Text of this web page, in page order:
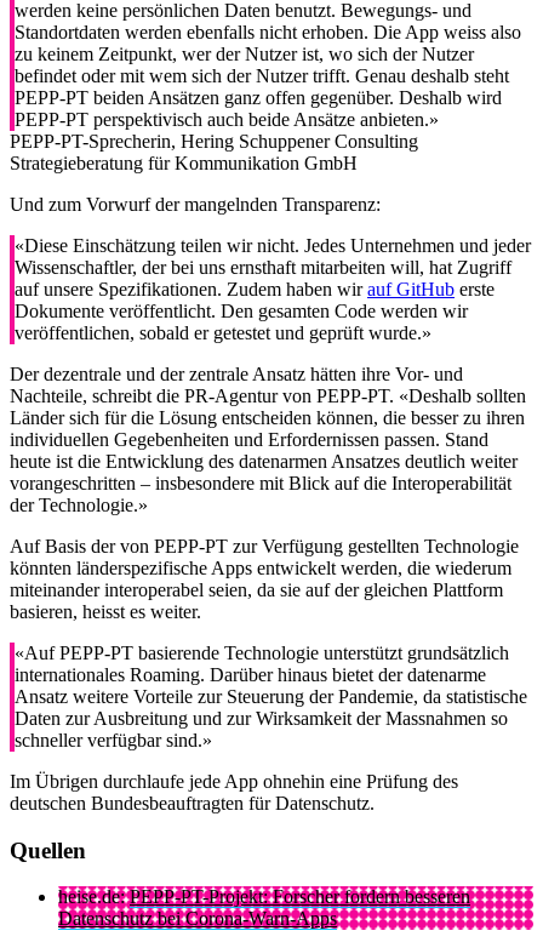
werden keine persönlichen Daten benutzt. Bewegungs- und
Standortdaten werden ebenfalls nicht erhoben. Die App weiss also
zu keinem Zeitpunkt, wer der Nutzer ist, wo sich der Nutzer
befindet oder mit wem sich der Nutzer trifft. Genau deshalb steht
PEPP-PT beiden Ansätzen ganz offen gegenüber. Deshalb wird
PEPP-PT perspektivisch auch beide Ansätze anbieten.»
PEPP-PT-Sprecherin, Hering Schuppener Consulting
Strategieberatung für Kommunikation GmbH
Und zum Vorwurf der mangelnden Transparenz:
«Diese Einschätzung teilen wir nicht. Jedes Unternehmen und jeder
Wissenschaftler, der bei uns ernsthaft mitarbeiten will, hat Zugriff
auf unsere Spezifikationen. Zudem haben wirauf GitHub erste
Dokumente veröffentlicht. Den gesamten Code werden wir
veröffentlichen, sobald er getestet und geprüft wurde.»
Der dezentrale und der zentrale Ansatz hätten ihre Vor- und
Nachteile, schreibt die PR-Agentur von PEPP-PT. «Deshalb sollten
Länder sich für die Lösung entscheiden können, die besser zu ihren
individuellen Gegebenheiten und Erfordernissen passen. Stand
heute ist die Entwicklung des datenarmen Ansatzes deutlich weiter
vorangeschritten – insbesondere mit Blick auf die Interoperabilität
der Technologie.»
Auf Basis der von PEPP-PT zur Verfügung gestellten Technologie
könnten länderspezifische Apps entwickelt werden, die wiederum
miteinander interoperabel seien, da sie auf der gleichen Plattform
basieren, heisst es weiter.
«Auf PEPP-PT basierende Technologie unterstützt grundsätzlich
internationales Roaming. Darüber hinaus bietet der datenarme
Ansatz weitere Vorteile zur Steuerung der Pandemie, da statistische
Daten zur Ausbreitung und zur Wirksamkeit der Massnahmen so
schneller verfügbar sind.»
Im Übrigen durchlaufe jede App ohnehin eine Prüfung des
deutschen Bundesbeauftragten für Datenschutz.
Quellen
heise.de:PEPP-PT-Projekt: Forscher fordern besseren
Datenschutz bei Corona-Warn-Apps